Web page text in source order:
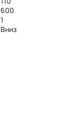
600
1
Вниз